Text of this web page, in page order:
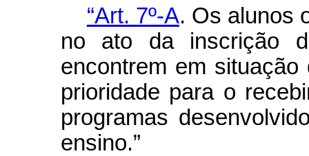
“Art. 7º-A. Os alunos
no ato da inscrição
encontrem em
prioridade para o
programas
ensino.”